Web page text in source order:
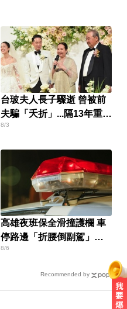
台玻夫人長子驟逝 曾被前
夫騙「夭折」...隔13年重逢
相認
8/3
高雄夜班保全滑撞護欄 車
停路邊「折腰倒副駕」
亡！
8/6
Recommended by